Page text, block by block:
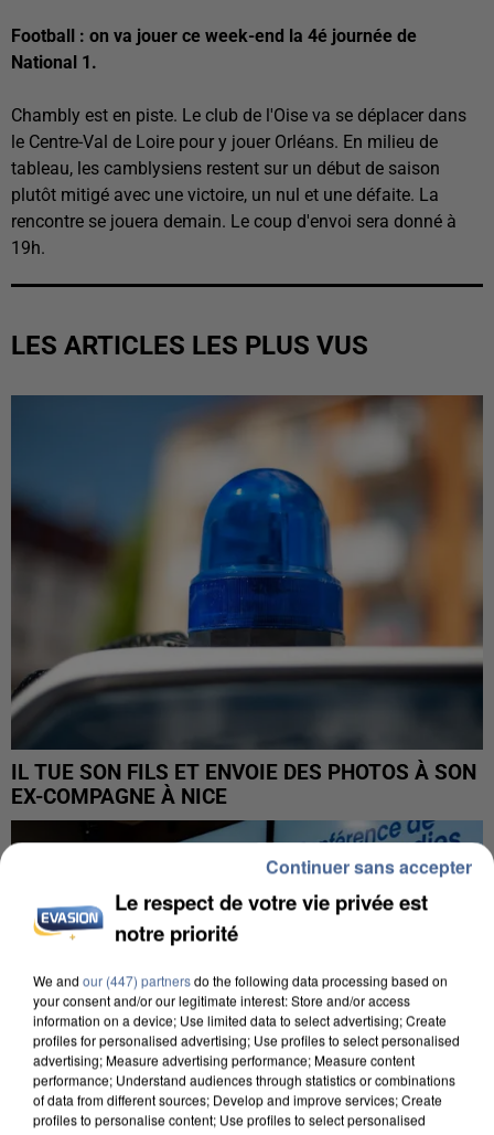
Football : on va jouer ce week-end la 4é journée de
National 1.
Chambly est en piste. Le club de l'Oise va se déplacer dans
le Centre-Val de Loire pour y jouer Orléans. En milieu de
tableau, les camblysiens restent sur un début de saison
plutôt mitigé avec une victoire, un nul et une défaite. La
rencontre se jouera demain. Le coup d'envoi sera donné à
19h.
LES ARTICLES LES PLUS VUS
IL TUE SON FILS ET ENVOIE DES PHOTOS À SON
EX-COMPAGNE À NICE
Le respect de votre vie privée est
notre priorité
We and our (447) partnersdo the following data processing based on
your consent and/or our legitimate interest: Store and/or access
information on a device; Use limited data to select advertising; Create
profiles for personalised advertising; Use profiles to select personalised
advertising; Measure advertising performance; Measure content
performance; Understand audiences through statistics or combinations
of data from different sources; Develop and improve services; Create
profiles to personalise content; Use profiles to select personalised
Continuer sans accepter